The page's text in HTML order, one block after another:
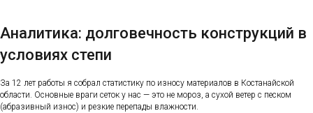
Аналитика: долговечность конструкций в
условиях степи
За 12 лет работы я собрал статистику по износу материалов в Костанайской
области. Основные враги сеток у нас — это не мороз, а сухой ветер с песком
(абразивный износ) и резкие перепады влажности.